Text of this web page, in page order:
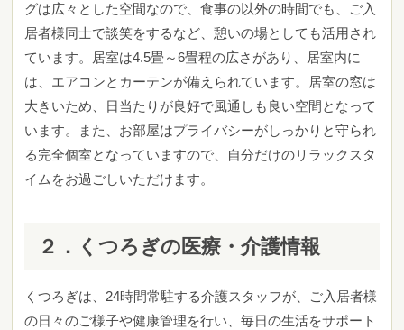
グは広々とした空間なので、食事の以外の時間でも、ご入
居者様同士で談笑をするなど、憩いの場としても活用され
ています。居室は4.5畳～6畳程の広さがあり、居室内に
は、エアコンとカーテンが備えられています。居室の窓は
大きいため、日当たりが良好で風通しも良い空間となって
います。また、お部屋はプライバシーがしっかりと守られ
る完全個室となっていますので、自分だけのリラックスタ
イムをお過ごしいただけます。
２．くつろぎの医療・介護情報
くつろぎは、24時間常駐する介護スタッフが、ご入居者様
の日々のご様子や健康管理を行い、毎日の生活をサポート